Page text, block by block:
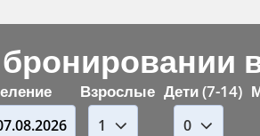
Взрослые Дети (7-14)